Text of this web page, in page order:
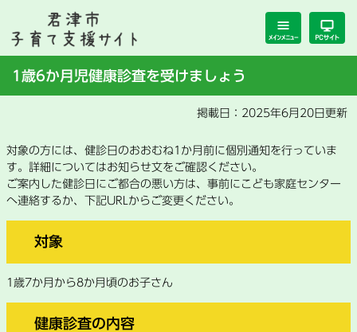
頭
飛
て
本
文
へ
1歳6か月児健康診査を受けましょう
掲載日：2025年6月20日更新
対象の方には、健診日のおおむね1か月前に個別通知を行っていま
す。詳細についてはお知らせ文をご確認ください。
ご案内した健診日にご都合の悪い方は、事前にこども家庭センター
へ連絡するか、下記URLからご変更ください。
対象
1歳7か月から8か月頃のお子さん
健康診査の内容